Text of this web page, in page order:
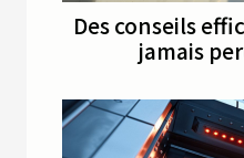
Des conseils
jamais